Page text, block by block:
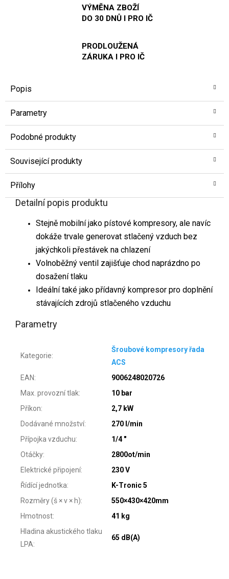
VÝMĚNA ZBOŽÍ
DO 30 DNŮ I PRO IČ
PRODLOUŽENÁ
ZÁRUKA I PRO IČ
Popis
Parametry
Podobné produkty
Související produkty
Přílohy
Detailní popis produktu
Stejně mobilní jako pístové kompresory, ale navíc
dokáže trvale generovat stlačený vzduch bez
jakýchkoli přestávek na chlazení
Volnoběžný ventil zajišťuje chod naprázdno po
dosažení tlaku
Ideální také jako přídavný kompresor pro doplnění
stávajících zdrojů stlačeného vzduchu
Parametry
Kategorie:
Šroubové kompresory řada
ACS
EAN:
9006248020726
Max. provozní tlak:
10 bar
Příkon:
2,7 kW
Dodávané množství:
270 l/min
Přípojka vzduchu:
1/4 "
Otáčky:
2800ot/min
Elektrické připojení:
230 V
Řídící jednotka:
K-Tronic 5
Rozměry (š × v × h):
550×430×420mm
Hmotnost:
41 kg
Hladina akustického tlaku
LPA:
65 dB(A)